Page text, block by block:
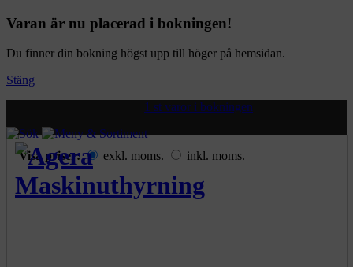
Varan är nu placerad i bokningen!
Du finner din bokning högst upp till höger på hemsidan.
Stäng
1 st varor i bokningen
Visa priser: exkl. moms. inkl. moms.